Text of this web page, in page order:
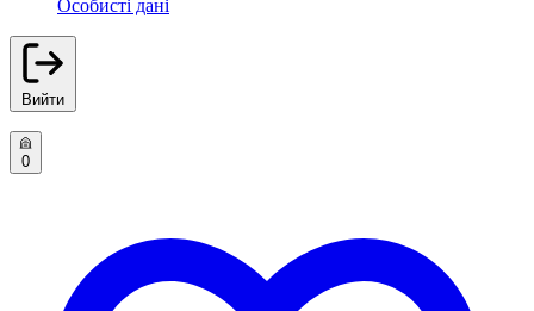
Особисті дані
Вийти
0